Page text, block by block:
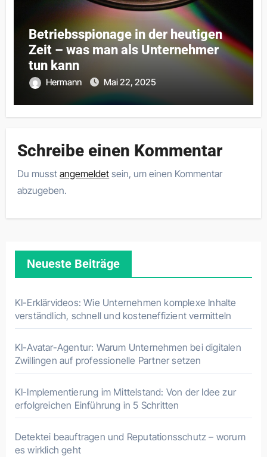
Betriebsspionage in der heutigen
Zeit – was man als Unternehmer
tun kann
Hermann Mai 22, 2025
Schreibe einen Kommentar
Du musstangemeldet sein, um einen Kommentar
abzugeben.
Neueste Beiträge
KI-Erklärvideos: Wie Unternehmen komplexe Inhalte
verständlich, schnell und kosteneffizient vermitteln
KI-Avatar-Agentur: Warum Unternehmen bei digitalen
Zwillingen auf professionelle Partner setzen
KI-Implementierung im Mittelstand: Von der Idee zur
erfolgreichen Einführung in 5 Schritten
Detektei beauftragen und Reputationsschutz – worum
es wirklich geht